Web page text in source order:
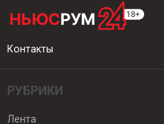
Контакты
РУБРИКИ
Лента